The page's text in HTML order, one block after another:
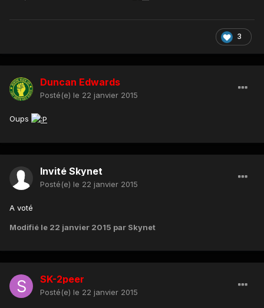
3
Duncan Edwards
Posté(e) le 22 janvier 2015
Oups
Invité Skynet
Posté(e) le 22 janvier 2015
A voté
Modifié le 22 janvier 2015 par Skynet
SK-2peer
Posté(e) le 22 janvier 2015